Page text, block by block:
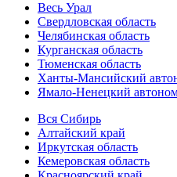
Весь Урал
Свердловская область
Челябинская область
Курганская область
Тюменская область
Ханты-Мансийский
Ямало-Ненецкий
Вся Сибирь
Алтайский край
Иркутская область
Кемеровская область